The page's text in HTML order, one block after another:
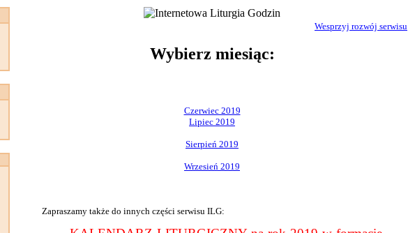
Wesprzyj rozwój serwisu
Wybierz miesiąc:
Czerwiec 2019
Lipiec 2019
Sierpień 2019
Wrzesień 2019
Zapraszamy także do innych części serwisu ILG: